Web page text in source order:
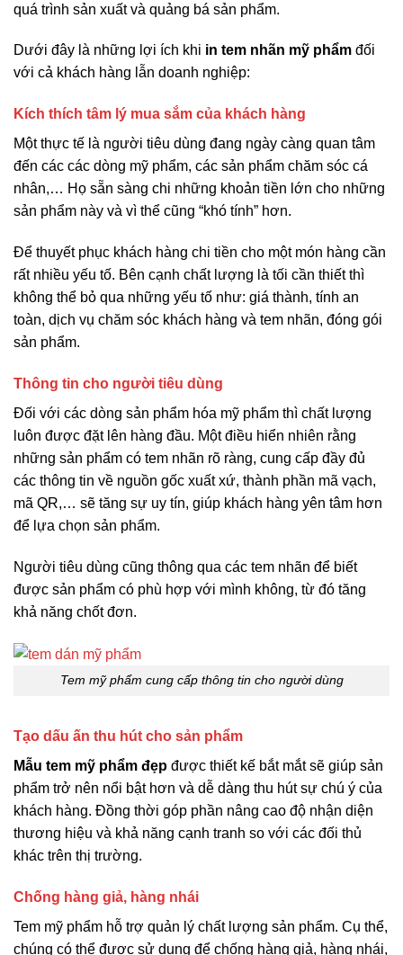
quá trình sản xuất và quảng bá sản phẩm.
Dưới đây là những lợi ích khi in tem nhãn mỹ phẩm đối
với cả khách hàng lẫn doanh nghiệp:
Kích thích tâm lý mua sắm của khách hàng
Một thực tế là người tiêu dùng đang ngày càng quan tâm
đến các các dòng mỹ phẩm, các sản phẩm chăm sóc cá
nhân,… Họ sẵn sàng chi những khoản tiền lớn cho những
sản phẩm này và vì thể cũng “khó tính” hơn.
Để thuyết phục khách hàng chi tiền cho một món hàng cần
rất nhiều yếu tố. Bên cạnh chất lượng là tối cần thiết thì
không thể bỏ qua những yếu tố như: giá thành, tính an
toàn, dịch vụ chăm sóc khách hàng và tem nhãn, đóng gói
sản phẩm.
Thông tin cho người tiêu dùng
Đối với các dòng sản phẩm hóa mỹ phẩm thì chất lượng
luôn được đặt lên hàng đầu. Một điều hiển nhiên rằng
những sản phẩm có tem nhãn rõ ràng, cung cấp đầy đủ
các thông tin về nguồn gốc xuất xứ, thành phần mã vạch,
mã QR,… sẽ tăng sự uy tín, giúp khách hàng yên tâm hơn
để lựa chọn sản phẩm.
Người tiêu dùng cũng thông qua các tem nhãn để biết
được sản phẩm có phù hợp với mình không, từ đó tăng
khả năng chốt đơn.
Tem mỹ phẩm cung cấp thông tin cho người dùng
Tạo dấu ấn thu hút cho sản phẩm
Mẫu tem mỹ phẩm đẹp được thiết kế bắt mắt sẽ giúp sản
phẩm trở nên nổi bật hơn và dễ dàng thu hút sự chú ý của
khách hàng. Đồng thời góp phần nâng cao độ nhận diện
thương hiệu và khả năng cạnh tranh so với các đối thủ
khác trên thị trường.
Chống hàng giả, hàng nhái
Tem mỹ phẩm hỗ trợ quản lý chất lượng sản phẩm. Cụ thể,
chúng có thể được sử dụng để chống hàng giả, hàng nhái,